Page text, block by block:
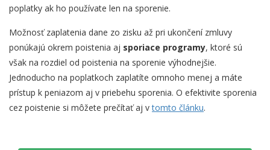
poplatky ak ho používate len na sporenie.
Možnosť zaplatenia dane zo zisku až pri ukončení zmluvy
ponúkajú okrem poistenia aj sporiace programy, ktoré sú
však na rozdiel od poistenia na sporenie výhodnejšie.
Jednoducho na poplatkoch zaplatíte omnoho menej a máte
prístup k peniazom aj v priebehu sporenia. O efektivite sporenia
cez poistenie si môžete prečítať aj vtomto článku.